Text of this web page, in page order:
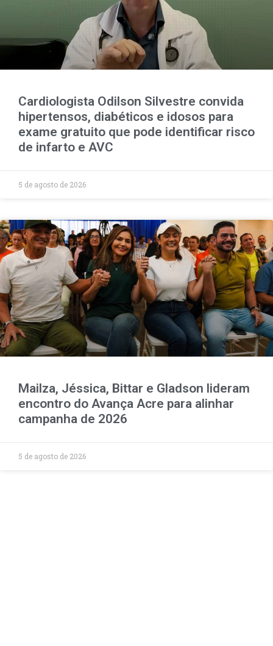
Cardiologista Odilson Silvestre convida
hipertensos, diabéticos e idosos para
exame gratuito que pode identificar risco
de infarto e AVC
5 de agosto de 2026
Mailza, Jéssica, Bittar e Gladson lideram
encontro do Avança Acre para alinhar
campanha de 2026
5 de agosto de 2026